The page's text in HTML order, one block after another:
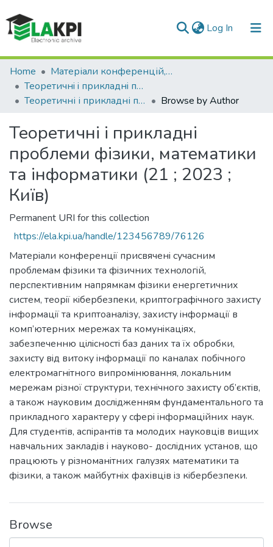
Log In (current)
Home
Матеріали конференцій, семінарів і т.п.
Теоретичнi i прикладнi проблеми фiзики, математики та інформатики
Теоретичні і прикладні проблеми фізики, математики та інформатики (21 ; 2023 ; Київ)
Browse by Author
Теоретичні і прикладні
проблеми фізики, математики
та інформатики (21 ; 2023 ;
Київ)
Permanent URI for this collection
https://ela.kpi.ua/handle/123456789/76126
Матерiали конференцiї присвяченi сучасним
проблемам фiзики та фiзичних технологiй,
перспективним напрямкам фiзики енергетичних
систем, теорiї кiбербезпеки, криптографiчного захисту
iнформацiї та криптоаналiзу, захисту iнформацiї в
комп’ютерних мережах та комунiкацiях,
забезпеченню цiлiсностi баз даних та їх обробки,
захисту вiд витоку iнформацiї по каналах побiчного
електромагнiтного випромiнювання, локальним
мережам рiзної структури, технiчного захисту об’єктiв,
а також науковим дослiдженням фундаментального та
прикладного характеру у сферi iнформацiйних наук.
Для студентiв, аспiрантiв та молодих науковцiв вищих
навчальних закладiв i науково- дослiдних установ, що
працюють у рiзноманiтних галузях математики та
фiзики, а також майбутнiх фахiвцiв iз кiбербезпеки.
Browse